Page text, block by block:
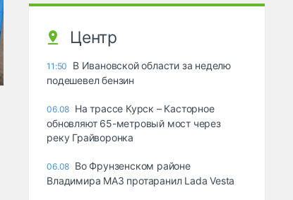
Центр
11:50
В Ивановской области за неделю
подешевел бензин
06.08 На трассе Курск – Касторное
обновляют 65-метровый мост через
реку Грайворонка
06.08 Во Фрунзенском районе
Владимира МАЗ протаранил Lada Vesta